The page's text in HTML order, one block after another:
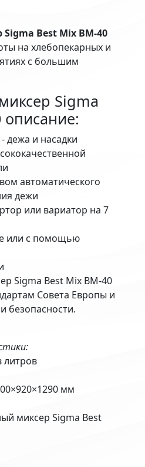
Best Mix BM-40
на хлебопекарных и
с большим
Sigma
описание:
дежа и насадки
автоматического
дежи
или вариатор на 7
или с помощью
Sigma Best Mix BM-40
Совета Европы и
безопасности.
мм
миксер Sigma Best